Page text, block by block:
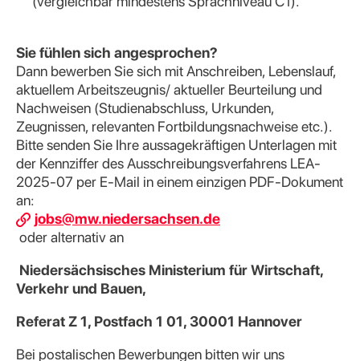
Sie fühlen sich angesprochen?
Dann bewerben Sie sich mit Anschreiben, Lebenslauf,
aktuellem Arbeitszeugnis/ aktueller Beurteilung und
Nachweisen (Studienabschluss, Urkunden,
Zeugnissen, relevanten Fortbildungsnachweise etc.).
Bitte senden Sie Ihre aussagekräftigen Unterlagen mit
der Kennziffer des Ausschreibungsverfahrens LEA-
2025-07 per E-Mail in einem einzigen PDF-Dokument
an:
jobs@mw.niedersachsen.de
oder alternativ an
Niedersächsisches Ministerium für Wirtschaft,
Verkehr und Bauen,
Referat Z 1, Postfach 1 01, 30001 Hannover
Bei postalischen Bewerbungen bitten wir uns